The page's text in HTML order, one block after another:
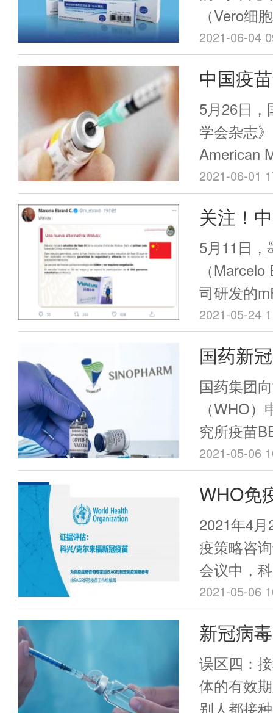
（Vero细
是广东省
紧急使用
由国家药
防联控机
紧急使用
接种了第
2021-06-04
中国疫
了！
5月26日
学会杂志
American
JAMA，
中国生物
毒灭活疫
的保护效
on
Infection
中国生物
验结果，
北京生物
武汉生物
冠灭活疫
期临床试
2021-06-01
关注！
进展
5月11日
（
司研发的
将于本月
试验，预
加。
2021-05-24
国药新
开，世
Nature
疫苗
国药集团
（WHO
究所疫苗
告中显示
和约旦开
45,000人
各13,765
2021-05-06
WHO免
(SAGE)
新冠疫
2021年4
疫策略咨
会议中，
司专业人
向SAGE
疫苗“克尔
床研究数
会后
布。
2021-05-06
新冠病
解读（
误区四：
体的有效
别人都接